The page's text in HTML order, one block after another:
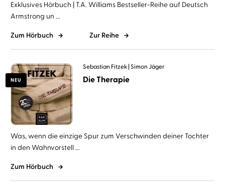
Exklusives Hörbuch | T.A. Williams Bestseller-Reihe auf Deutsch
Armstrong un ...
Zum Hörbuch Zur Reihe
NEU
Sebastian Fitzek Simon Jäger
Die Therapie
Was, wenn die einzige Spur zum Verschwinden deiner Tochter
in den Wahnvorstell ...
Zum Hörbuch